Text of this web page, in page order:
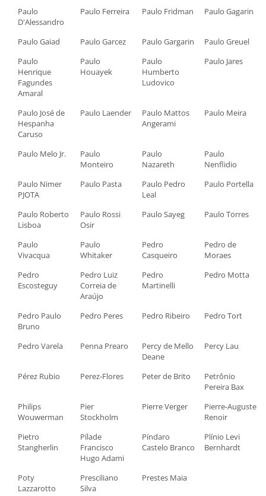
Paulo
D'Alessandro
Paulo Ferreira Paulo Fridman Paulo Gagarin
Paulo Gaiad Paulo Garcez Paulo Gargarin
Paulo Greuel
Paulo
Henrique
Fagundes
Amaral
Paulo
Houayek
Paulo
Humberto
Ludovico
Paulo Jares
Paulo José de
Hespanha
Caruso
Paulo Laender
Paulo Mattos
Angerami
Paulo Meira
Paulo Melo Jr.
Paulo
Monteiro
Paulo
Nazareth
Paulo
Nenflidio
Paulo Nimer
PJOTA
Paulo Pasta
Paulo Pedro
Leal
Paulo Portella
Paulo Roberto
Lisboa
Paulo Rossi
Osir
Paulo Sayeg Paulo Torres
Paulo
Vivacqua
Paulo
Whitaker
Pedro
Casqueiro
Pedro de
Moraes
Pedro
Escosteguy
Pedro Luiz
Correia de
Araújo
Pedro
Martinelli
Pedro Motta
Pedro Paulo
Bruno
Pedro Peres Pedro Ribeiro Pedro Tort
Pedro Varela Penna Prearo
Percy de Mello
Deane
Percy Lau
Pérez Rubio Perez-Flores Peter de Brito
Petrônio
Pereira Bax
Philips
Wouwerman
Pier
Stockholm
Pierre Verger
Pierre-Auguste
Renoir
Pietro
Stangherlin
Pílade
Francisco
Hugo Adami
Píndaro
Castelo Branco
Plínio Levi
Bernhardt
Poty
Lazzarotto
Presciliano
Silva
Prestes Maia